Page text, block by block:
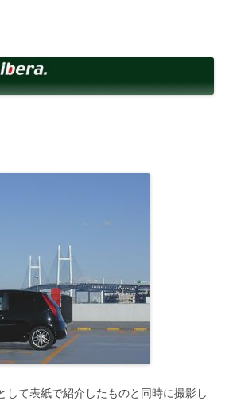
して表紙で紹介したものと同時に撮影し